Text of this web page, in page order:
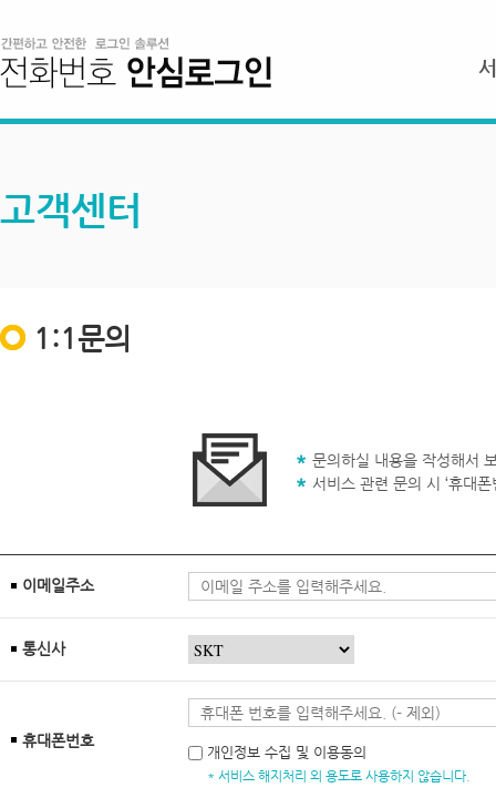
고객센터
1:1문의
문의하실 내용을 작성해서
서비스 관련 문의 시 ‘휴대
이메일주소
통신사
휴대폰번호
개인정보 수집 및 이용동의
* 서비스 해지처리 외 용도로 사용하지 않습니다.